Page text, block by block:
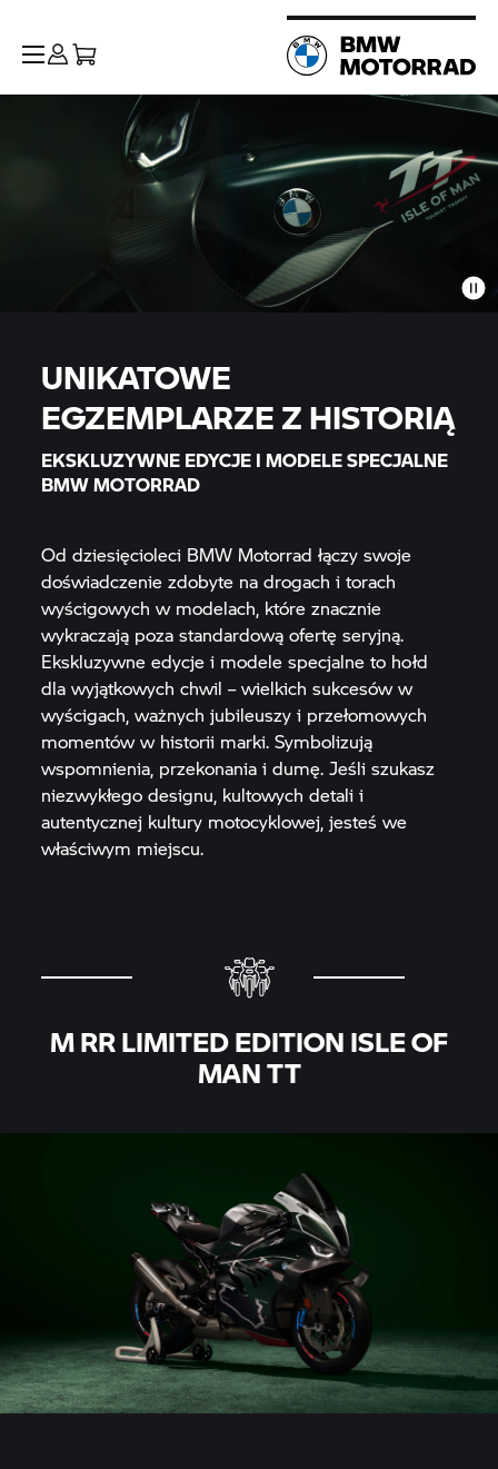
UNIKATOWE
EGZEMPLARZE Z HISTORIĄ
EKSKLUZYWNE EDYCJE I MODELE SPECJALNE
BMW MOTORRAD
Od dziesięcioleci BMW Motorrad łączy swoje
doświadczenie zdobyte na drogach i torach
wyścigowych w modelach, które znacznie
wykraczają poza standardową ofertę seryjną.
Ekskluzywne edycje i modele specjalne to hołd
dla wyjątkowych chwil – wielkich sukcesów w
wyścigach, ważnych jubileuszy i przełomowych
momentów w historii marki. Symbolizują
wspomnienia, przekonania i dumę. Jeśli szukasz
niezwykłego designu, kultowych detali i
autentycznej kultury motocyklowej, jesteś we
właściwym miejscu.
M RRLIMITED EDITION ISLE OF
MAN TT